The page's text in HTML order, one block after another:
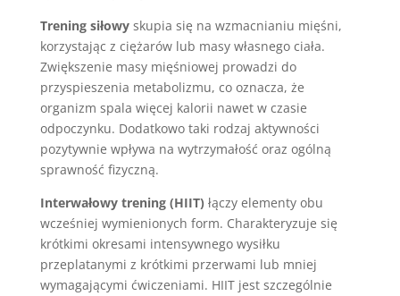
Trening siłowyskupia się na wzmacnianiu mięśni,
korzystając z ciężarów lub masy własnego ciała.
Zwiększenie masy mięśniowej prowadzi do
przyspieszenia metabolizmu, co oznacza, że
organizm spala więcej kalorii nawet w czasie
odpoczynku. Dodatkowo taki rodzaj aktywności
pozytywnie wpływa na wytrzymałość oraz ogólną
sprawność fizyczną.
Interwałowy trening (HIIT) łączy elementy obu
wcześniej wymienionych form. Charakteryzuje się
krótkimi okresami intensywnego wysiłku
przeplatanymi z krótkimi przerwami lub mniej
wymagającymi ćwiczeniami. HIIT jest szczególnie